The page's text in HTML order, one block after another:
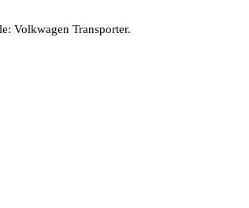
Volkwagen Transporter.